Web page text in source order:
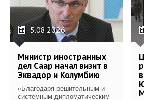
5.08.2026
Министр иностранных
дел Саар начал визит в
Эквадор и Колумбию
«Благодаря решительным и
системным дипломатическим